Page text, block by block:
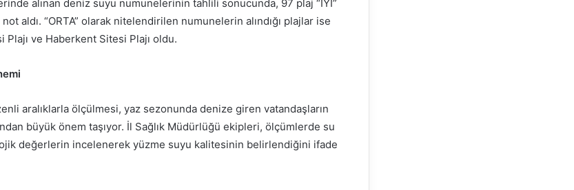
alınan deniz suyu numunelerinin tahlili sonucunda, 97 plaj “İYİ”
aldı. “ORTA” olarak nitelendirilen numunelerin alındığı plajlar ise
Plajı ve Haberkent Sitesi Plajı oldu.
aralıklarla ölçülmesi, yaz sezonunda denize giren vatandaşların
büyük önem taşıyor. İl Sağlık Müdürlüğü ekipleri, ölçümlerde su
değerlerin incelenerek yüzme suyu kalitesinin belirlendiğini ifade